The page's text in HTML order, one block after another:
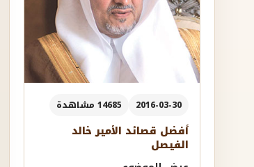
2016-03-30 14685 مشاهدة
أفضل قصائد الأمير خالد
الفيصل